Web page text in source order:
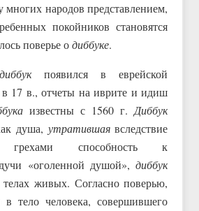
народов представлением,
покойников становятся
поверье одиббуке.
диббукпоявился в еврейской
в 17 в., отчеты на иврите и идиш
известны с 1560 г. Диббук
душа, утратившаявследствие
грехами способность к
«оголенной душой»,диббук
живых. Согласно поверью,
в тело человека, совершившего